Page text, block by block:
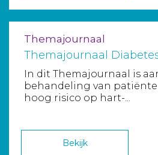
Themajournaal
Themajournaal
In dit Themajournaal is
behandeling van
hoog risico op hart-...
Bekijk